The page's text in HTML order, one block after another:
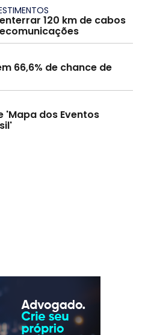
120 km de cabos
66,6% de chance de
'Mapa dos Eventos